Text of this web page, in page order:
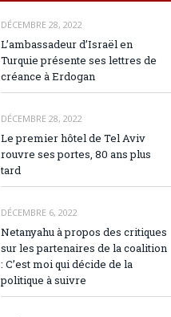
DÉCEMBRE 28, 2022
L’ambassadeur d’Israël en
Turquie présente ses lettres de
créance à Erdogan
DÉCEMBRE 28, 2022
Le premier hôtel de Tel Aviv
rouvre ses portes, 80 ans plus
tard
DÉCEMBRE 6, 2022
Netanyahu à propos des critiques
sur les partenaires de la coalition
: C’est moi qui décide de la
politique à suivre